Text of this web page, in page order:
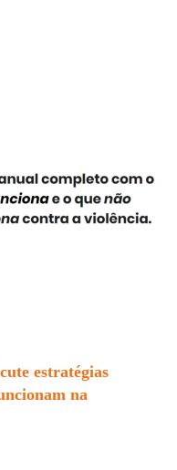
estratégias
na